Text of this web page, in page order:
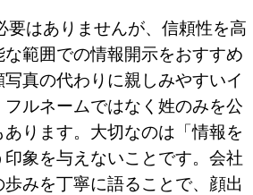
要はありませんが、信頼性を高
範囲での情報開示をおすすめ
真の代わりに親しみやすいイ
ルネームではなく姓のみを公
ります。大切なのは「情報を
象を与えないことです。会社
みを丁寧に語ることで、顔出